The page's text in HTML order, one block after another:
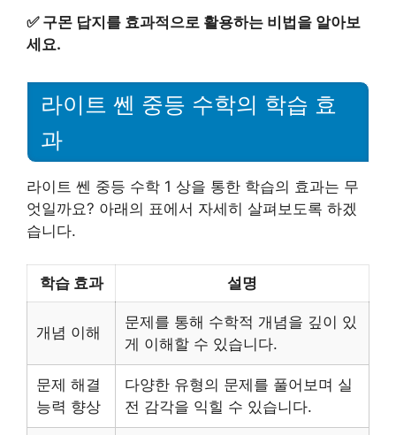
✅ 구몬 답지를 효과적으로 활용하는 비법을 알아보
세요.
라이트 쎈 중등 수학의 학습 효
과
라이트 쎈 중등 수학 1 상을 통한 학습의 효과는 무
엇일까요? 아래의 표에서 자세히 살펴보도록 하겠
습니다.
학습 효과 설명
개념 이해
문제를 통해 수학적 개념을 깊이 있
게 이해할 수 있습니다.
문제 해결
능력 향상
다양한 유형의 문제를 풀어보며 실
전 감각을 익힐 수 있습니다.